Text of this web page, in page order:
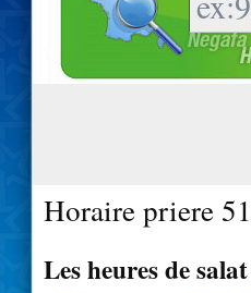
Horaire priere
Les heures de